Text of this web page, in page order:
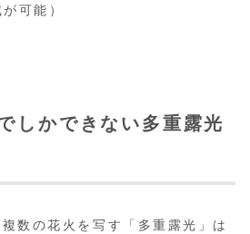
可能）
しかできない多重露光
数の花火を写す「多重露光」は